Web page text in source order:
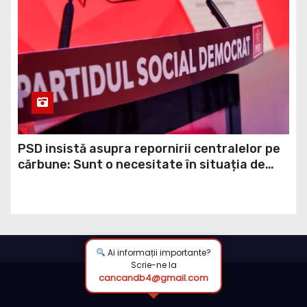
PSD insistă asupra repornirii centralelor pe
cărbune: Sunt o necesitate în situația de
Ai informații importante?
Scrie-ne la
cancandb4@gmail.com